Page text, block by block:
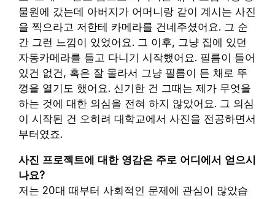
물원에 갔는데 아버지가 어머니랑 같이 계시는 사진
을 찍으라고 저한테 카메라를 건네주셨어요. 그 순
간 그런 느낌이 있었어요. 그 이후, 그냥 집에 있던
자동카메라를 들고 다니기 시작했어요. 필름이 들어
있건 없건, 혹은 잘 몰라서 그냥 필름이 든 채로 뚜
껑을 열기도 했어요. 신기한 건 그때는 제가 무엇을
하는 것에 대한 의심을 전혀 하지 않았어요. 그 의심
이 시작된 건 오히려 대학교에서 사진을 전공하면서
부터였죠.
사진 프로젝트에 대한 영감은 주로 어디에서 얻으시
나요?
저는 20대 때부터 사회적인 문제에 관심이 많았습